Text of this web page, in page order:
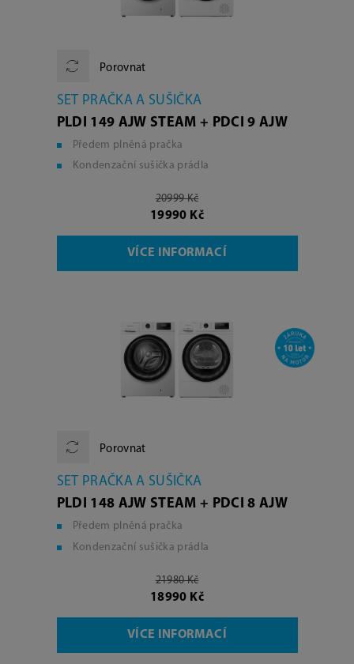
Porovnat
SET PRAČKA A SUŠIČKA
PLDI 149 AJW STEAM + PDCI 9 AJW
Předem plněná pračka
Kondenzační sušička prádla
20999 Kč
19990 Kč
VÍCE INFORMACÍ
Porovnat
SET PRAČKA A SUŠIČKA
PLDI 148 AJW STEAM + PDCI 8 AJW
Předem plněná pračka
Kondenzační sušička prádla
21980 Kč
18990 Kč
VÍCE INFORMACÍ